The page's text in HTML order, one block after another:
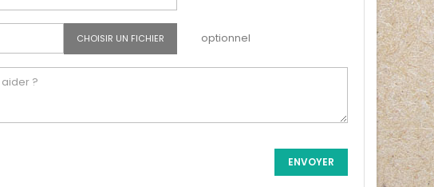
CHOISIR UN FICHIER optionnel